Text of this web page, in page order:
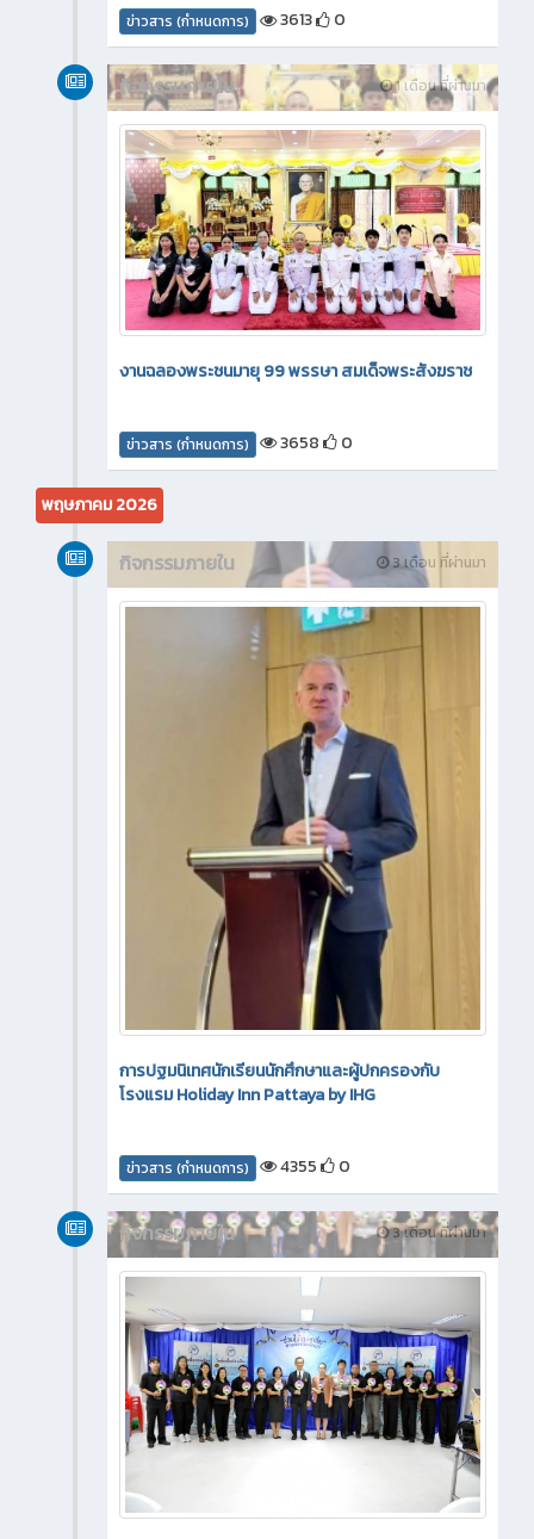
ข่าวสาร (กำหนดการ) 3613 0
1 เดือน ที่ผ่านมา
กิจกรรมภายใน
งานฉลองพระชนมายุ 99 พรรษา สมเด็จพระสังฆราช
ข่าวสาร (กำหนดการ) 3658 0
พฤษภาคม 2026
3 เดือน ที่ผ่านมา
กิจกรรมภายใน
การปฐมนิเทศนักเรียนนักศึกษาและผู้ปกครองกับ
โรงแรม Holiday Inn Pattaya by IHG
ข่าวสาร (กำหนดการ) 4355 0
3 เดือน ที่ผ่านมา
กิจกรรมภายใน